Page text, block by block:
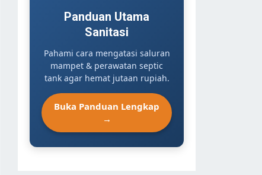
Panduan Utama
Sanitasi
Pahami cara mengatasi saluran
mampet & perawatan septic
tank agar hemat jutaan rupiah.
Buka Panduan Lengkap
→